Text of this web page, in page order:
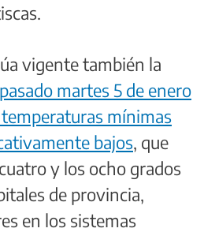
vigente también la
martes 5 de enero
mínimas
bajos, que
y los ocho grados
de provincia,
en los sistemas